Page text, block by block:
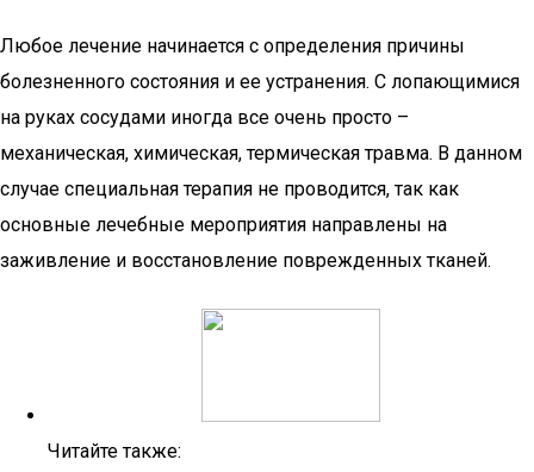
Любое лечение начинается с определения причины
болезненного состояния и ее устранения. С лопающимися
на руках сосудами иногда все очень просто –
механическая, химическая, термическая травма. В данном
случае специальная терапия не проводится, так как
основные лечебные мероприятия направлены на
заживление и восстановление поврежденных тканей.
Читайте также: